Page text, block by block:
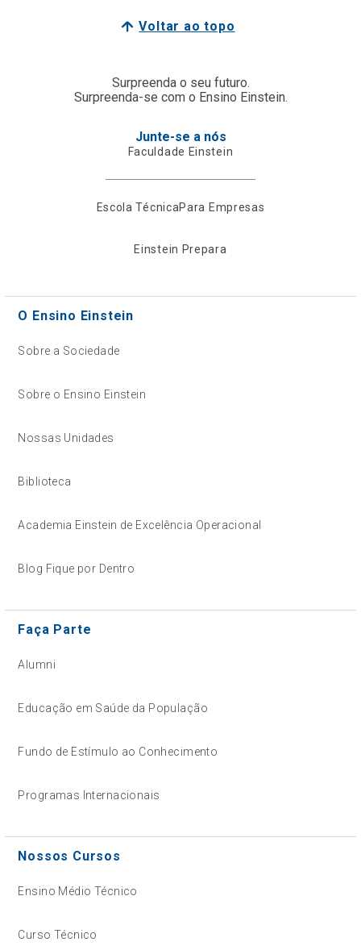
Voltar ao topo
Surpreenda o seu futuro.
Surpreenda-se com o Ensino Einstein.
Junte-se a nós
Faculdade Einstein
Escola TécnicaPara Empresas
Einstein Prepara
O Ensino Einstein
Sobre a Sociedade
Sobre o Ensino Einstein
Nossas Unidades
Biblioteca
Academia Einstein de Excelência Operacional
Blog Fique por Dentro
Faça Parte
Alumni
Educação em Saúde da População
Fundo de Estímulo ao Conhecimento
Programas Internacionais
Nossos Cursos
Ensino Médio Técnico
Curso Técnico